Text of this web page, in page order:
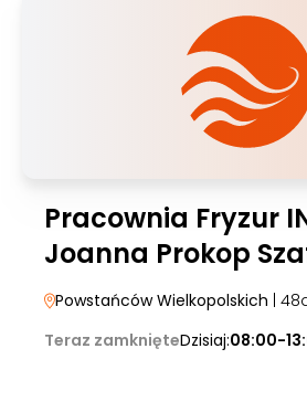
Pracownia Fryzur
Joanna Prokop
Powstańców Wielkopolskich |
Teraz zamknięteDzisiaj:08:00-